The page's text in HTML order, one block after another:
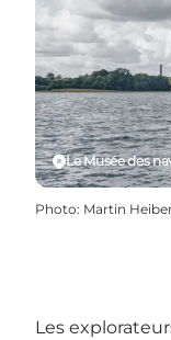
Le Musée des
Photo: Martin
Les